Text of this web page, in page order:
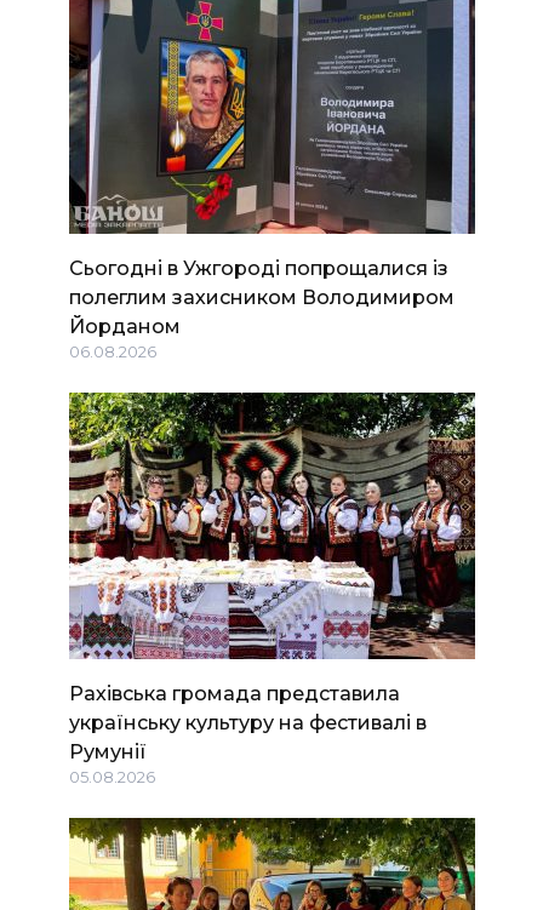
Сьогодні в Ужгороді попрощалися із
полеглим захисником Володимиром
Йорданом
06.08.2026
Рахівська громада представила
українську культуру на фестивалі в
Румунії
05.08.2026